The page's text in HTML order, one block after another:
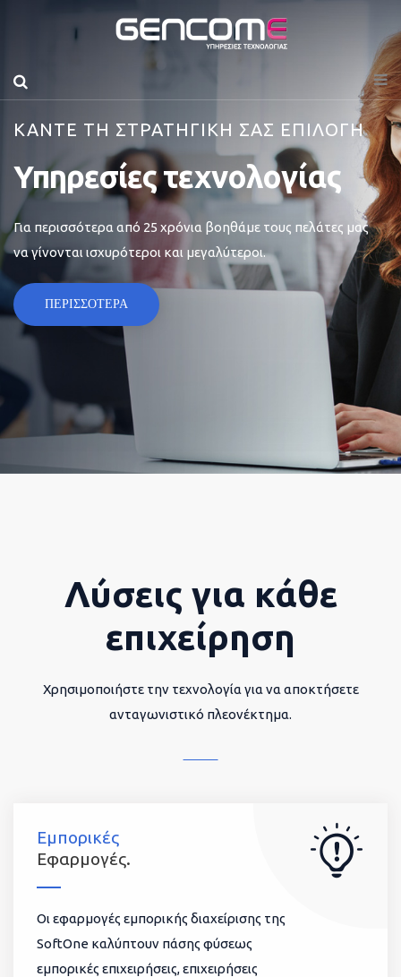
ΚΑΝΤΕ ΤΗ ΣΤΡΑΤΗΓΙΚΗ ΣΑΣ ΕΠΙΛΟΓΗ
Υπηρεσίες τεχνολογίας
Για περισσότερα από 25 χρόνια βοηθάμε τους πελάτες μας
να γίνονται ισχυρότεροι και μεγαλύτεροι.
ΠΕΡΙΣΣΟΤΕΡΑ
Λύσεις για κάθε
επιχείρηση
Χρησιμοποιήστε την τεχνολογία για να αποκτήσετε
ανταγωνιστικό πλεονέκτημα.
Εμπορικές
Εφαρμογές.
Οι εφαρμογές εμπορικής διαχείρισης της
SoftOne καλύπτουν πάσης φύσεως
εμπορικές επιχειρήσεις, επιχειρήσεις